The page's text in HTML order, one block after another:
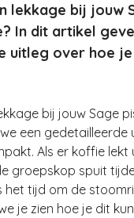
lekkage bij jouw
In dit artikel
uitleg over hoe
bij jouw Sage
een gedetailleerde
Als er koffie
groepskop spuit
het tijd om de
je zien hoe je dit